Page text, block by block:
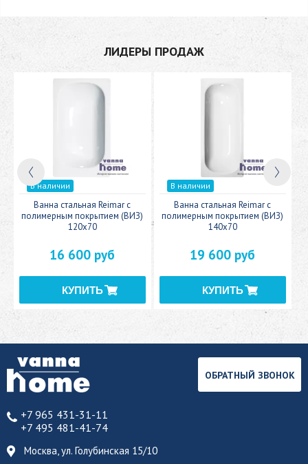
ЛИДЕРЫ ПРОДАЖ
В наличии
Ванна стальная Reimar с
полимерным покрытием (ВИЗ)
120x70
16 600 руб
В наличии
Ванна стальная Reimar с
полимерным покрытием (ВИЗ)
140x70
19 600 руб
+7 965 431-31-11
+7 495 481-41-74
Москва, ул. Голубинская 15/10
ОБРАТНЫЙ ЗВОНОК